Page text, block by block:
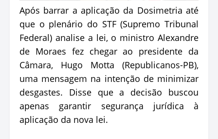
Após barrar a aplicação da Dosimetria até
que o plenário do STF (Supremo Tribunal
Federal) analise a lei, o ministro Alexandre
de Moraes fez chegar ao presidente da
Câmara, Hugo Motta (Republicanos-PB),
uma mensagem na intenção de minimizar
desgastes. Disse que a decisão buscou
apenas garantir segurança jurídica à
aplicação da nova lei.